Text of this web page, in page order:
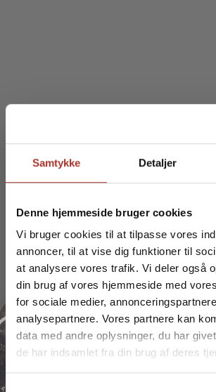
Samtykke Detaljer
Denne hjemmeside bruger cookies
Vi bruger cookies til at tilpasse vores
annoncer, til at vise dig funktioner til
at analysere vores trafik. Vi deler også
din brug af vores hjemmeside med
for sociale medier,
analysepartnere. Vores partnere kan
data med andre oplysninger, du har
de har indsamlet fra din brug af deres
Har du også en i familien, der
har du helt sikkert én, der stadig
knive
Få